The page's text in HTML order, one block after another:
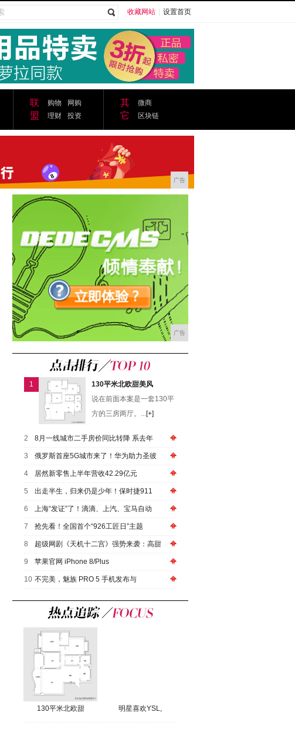
收藏网站 设置首页
联
盟
购物
网购
理财
投资
其
它
微商
区块链
广告
广告
1
130平米北欧甜美风
说在前面本案是一套130平
方的三房两厅。...[+]
2 8月一线城市二手房价同比转降 系去年
3 俄罗斯首座5G城市来了！华为助力圣彼
4 居然新零售上半年营收42.29亿元
5 出走半生，归来仍是少年！保时捷911
6 上海“发证”了！滴滴、上汽、宝马自动
7 抢先看！全国首个“926工匠日”主题
8 超级网剧《天机十二宫》强势来袭：高甜
9 苹果官网 iPhone 8/Plus
10 不完美，魅族 PRO 5 手机发布与
130平米北欧甜 明星喜欢YSL,